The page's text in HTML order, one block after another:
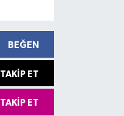
BEĞEN
TAKIP ET
TAKIP ET